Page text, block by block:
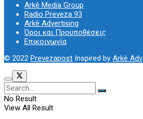
Arkè Media Group
Radio Preveza 93
Arkè Advertising
Όροι και Προϋποθέσεις
Επικοινωνία
© 2022 Prevezapost Inspired by Arkè Adv
No Result
View All Result